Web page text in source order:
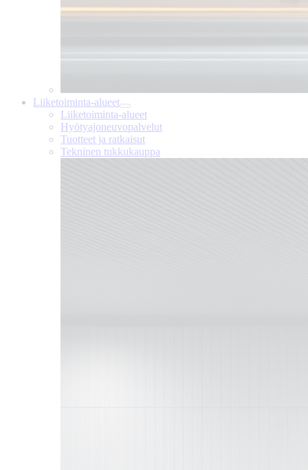
Liiketoiminta-alueet
Liiketoiminta-alueet
Hyötyajoneuvopalvelut
Tuotteet ja ratkaisut
Tekninen tukkukauppa